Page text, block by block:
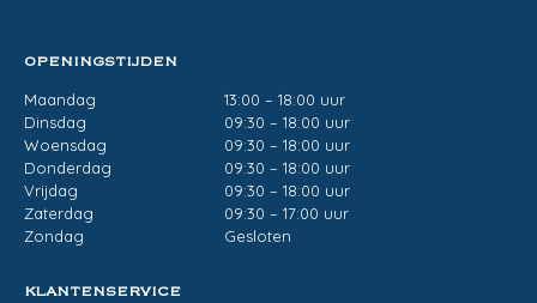
OPENINGSTIJDEN
Maandag
13:00 – 18:00 uur
Dinsdag
09:30 – 18:00 uur
Woensdag
09:30 – 18:00 uur
Donderdag
09:30 – 18:00 uur
Vrijdag
09:30 – 18:00 uur
Zaterdag
09:30 – 17:00 uur
Zondag
Gesloten
KLANTENSERVICE